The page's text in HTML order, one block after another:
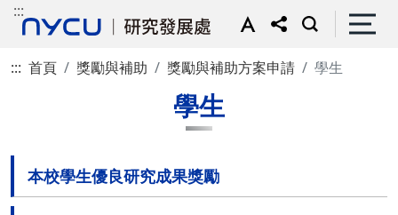
:::
::: 首頁 獎勵與補助 獎勵與補助方案申請 學生
學生
本校學生優良研究成果獎勵